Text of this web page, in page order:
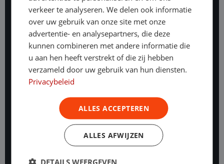
exclusieve aanbiedingen
Aanmelden
Contact
5721 MZ Asten
088 - 700 1899
Route
verkeer te analyseren. We delen ook informatie
over uw gebruik van onze site met onze
advertentie- en analysepartners, die deze
kunnen combineren met andere informatie die
u aan hen heeft verstrekt of die zij hebben
verzameld door uw gebruik van hun diensten.
Privacybeleid
ALLES ACCEPTEREN
ALLES AFWIJZEN
DETAILS WEERGEVEN